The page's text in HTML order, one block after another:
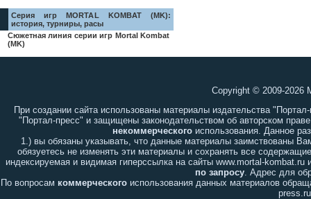
Серия игр MORTAL KOMBAT (MK):
история, турниры, расы
Сюжетная линия серии игр Mortal Kombat
(MK)
Copyright © 2009-2026
При создании сайта использованы материалы издательства
"Портал-пресс" и защищены законодательством об авторском
некоммерческого использования. Данное
1.) вы обязаны указывать, что данные материалы заимствованы
обязуетесь не изменять эти материалы и сохранять все
индексируемая и видимая гиперссылка на сайты www.mortal-
по запросу. Адрес для
По вопросам коммерческого использования данных материалов
press.ru